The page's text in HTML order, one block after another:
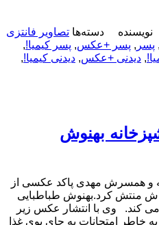
نویسنده دسته‌ها تصاویر فانتزی
, پسر , پسر +عکس, پسر کیمیا!,
, دیدنی +عکس, دیدنی کیمیا!,
بهنوش
بازیگر 34 ساله و همسرش مهدی پاکد عکسی از
اش منتش کرد.بهنوش طباطبایی
می کند. وی با انتشار عکس زیر
امتحانات به جای بوی غذا